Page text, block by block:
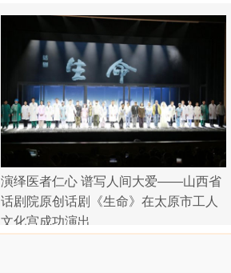
演绎医者仁心 谱写人间大爱——山西省
话剧院原创话剧《生命》在太原市工人
文化宫成功演出